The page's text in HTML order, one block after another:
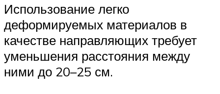
Использование легко
деформируемых материалов в
качестве направляющих требует
уменьшения расстояния между
ними до 20–25 см.